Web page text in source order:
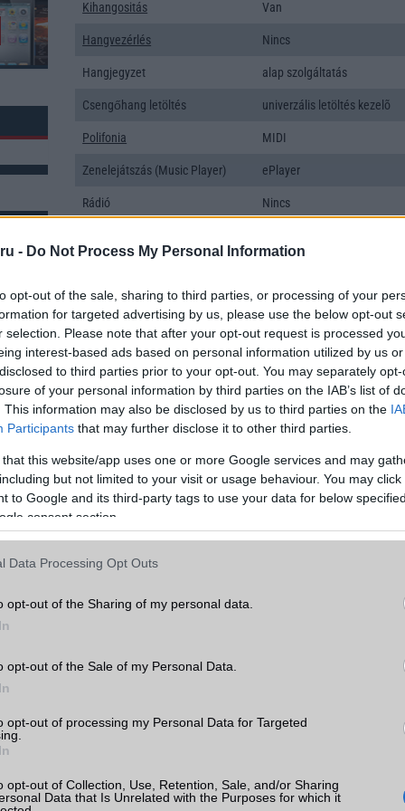
- Do Not Process My Personal Information
opt-out of the sale, sharing to third parties, or processing of your
for targeted advertising by us, please use the below opt-out
selection. Please note that after your opt-out request is processed
interest-based ads based on personal information utilized by us
to third parties prior to your opt-out. You may separately
of your personal information by third parties on the IAB’s list of
This information may also be disclosed by us to third parties on the
Participants that may further disclose it to other third parties.
that this website/app uses one or more Google services and may
but not limited to your visit or usage behaviour. You may
to Google and its third-party tags to use your data for below
consent section.
Data Processing Opt Outs
opt-out of the Sharing of my personal data.
opt-out of the Sale of my Personal Data.
opt-out of processing my Personal Data for Targeted
opt-out of Collection, Use, Retention, Sale, and/or Sharing
Data that Is Unrelated with the Purposes for which it
23
Kihangositás Van
Hangvezérlés Nincs
Hangjegyzet alap szolgáltatás
Csengőhang letöltés univerzális letöltés kezelõ
Polifonia MIDI
Zenelejátszás (Music Player) ePlayer
Rádió Nincs
Video lejátszás 1080p HD lejátszó
MEMÓRIA ÉS TÁRHELY
Telefonkönyv db dinamikus
Min. memória 6 GB
Min. háttértár 128 GB
Memória bővíthetőség Nincs
ADATCSERE
GPRS
Infraport Nincs
B/T extra A2DP